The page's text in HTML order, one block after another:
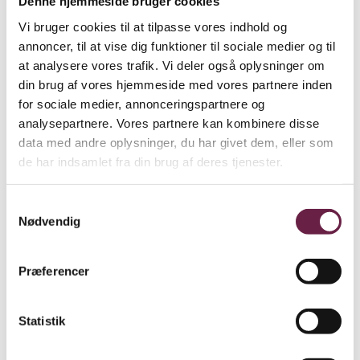
Vi bruger cookies til at tilpasse vores indhold og
annoncer, til at vise dig funktioner til sociale medier og til
at analysere vores trafik. Vi deler også oplysninger om
din brug af vores hjemmeside med vores partnere inden
for sociale medier, annonceringspartnere og
analysepartnere. Vores partnere kan kombinere disse
data med andre oplysninger, du har givet dem, eller som
de har indsamlet fra din brug af deres tjenester.
Nødvendig
Præferencer
Statistik
fad
960,00DKK
Ekskl. moms
Available on backorder
Royal Copenhagen Blå Mega Riflet fad 2 stk & Hvid Riflet
fad antal
Bestil
Beskrivelse
Dette elegante Royal Copenhagen Blå Mega Riflet fad imponerer
med sin unikke trekantede form og kunstneriske dekoration.
musselmalede design, håndmalet i smukke blå nuancer, som giver
fadet et livfuldt og iøjnefaldende udtryk. Den særlige trekantede
moderne twist til det klassiske porcelæn, hvilket gør fadet både